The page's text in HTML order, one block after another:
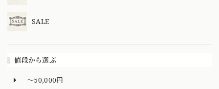
SALE
値段から選ぶ
～50,000円